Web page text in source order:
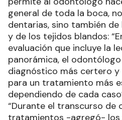
general de toda la boca,
dentarias, sino también
y de los tejidos blandos:
evaluación que incluye la
panorámica, el
diagnóstico más certero
para un tratamiento más
dependiendo de cada
“Durante el transcurso de
tratamientos -agregó-